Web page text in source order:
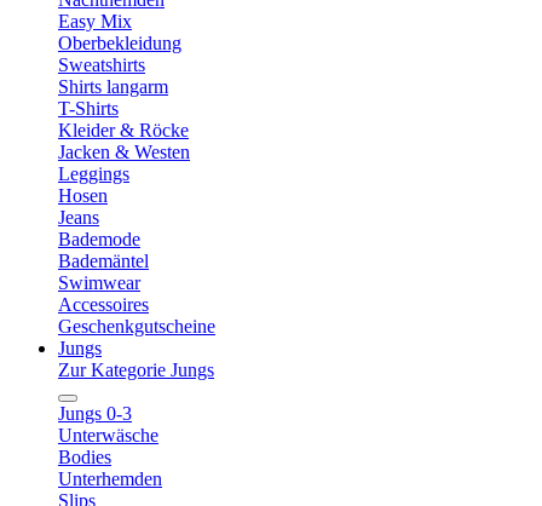
Easy Mix
Oberbekleidung
Sweatshirts
Shirts langarm
T-Shirts
Kleider & Röcke
Jacken & Westen
Leggings
Hosen
Jeans
Bademode
Bademäntel
Swimwear
Accessoires
Geschenkgutscheine
Jungs
Zur Kategorie Jungs
Jungs 0-3
Unterwäsche
Bodies
Unterhemden
Slips